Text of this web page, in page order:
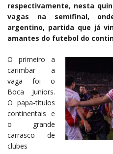
respectivamente, nesta
vagas na semifinal,
argentino, partida que já
amantes do futebol do
O primeiro a
carimbar a
vaga foi o
Boca Juniors.
O papa-títulos
continentais e
o grande
carrasco de
clubes